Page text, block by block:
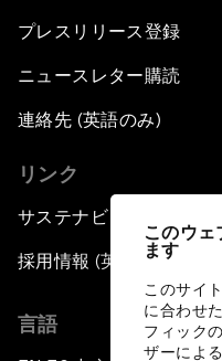
このウ
ます
このサイ
に合わせ
フィック
ザーによ
プレスリリース登録
ニュースレター購読
連絡先 (英語のみ)
リンク
サステナビリティへの取
採用情報 (英語のみ)
言語